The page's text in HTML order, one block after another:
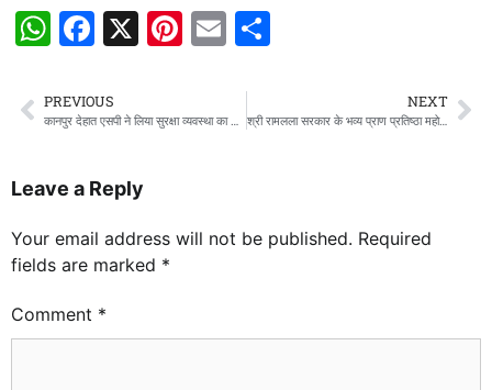
WhatsApp
Facebook
X Pinterest
Email
PREVIOUS NEXT
श्री रामलला सरकार के भव्य प्राण प्रतिष्ठा महोत्सव का श्री राम जन्मभूमि मंदिर परिसर से सीधा प्रसारण..!
Leave a Reply
Your email address will not be published. Required
fields are marked *
Comment *